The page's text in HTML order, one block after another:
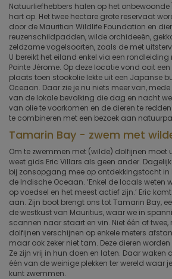
Natuurliefhebbers halen op het onbewoonde
hart op. Het twee hectare grote reservaat
door de Mauritian Wildlife Foundation en
reuzenschildpadden, wilde orchideeën,
zeldzame vogelsoorten, zoals de met
U bereikt het eiland enkel via een
Pointe Jérome. Op deze locatie vond ooit
plaats toen stookolie lekte uit een Japanse
Oceaan. Daar zie je nu niets meer van,
van de lokale bevolking die dag en nacht
van olie te voorkomen en de dieren te
te combineren met een bezoek aan
Tamarin Bay - zwem met
Om te zwemmen met (wilde) dolfijnen moet
weet gids Eric Villars als geen ander.
bij zonsopgang mee op ontdekkingstocht in
de Indische Oceaan. ‘Enkel de locals weten
op voedsel en het meest actief zijn.’ Eric
aan. Zijn boot brengt ons tot Tamarin Bay,
de westkust van Mauritius, waar we in
scannen naar staart en vin. Niet één of
dolfijnen verschijnen op enkele meters
maar ook zeker niet tam. Deze dieren
Ze zijn vrij in hun doen en laten. Daar waken
één van de weinige plekken ter wereld waar
kunt zwemmen.